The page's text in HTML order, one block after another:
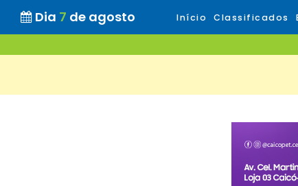
Dia 7 de agosto Início Classificados